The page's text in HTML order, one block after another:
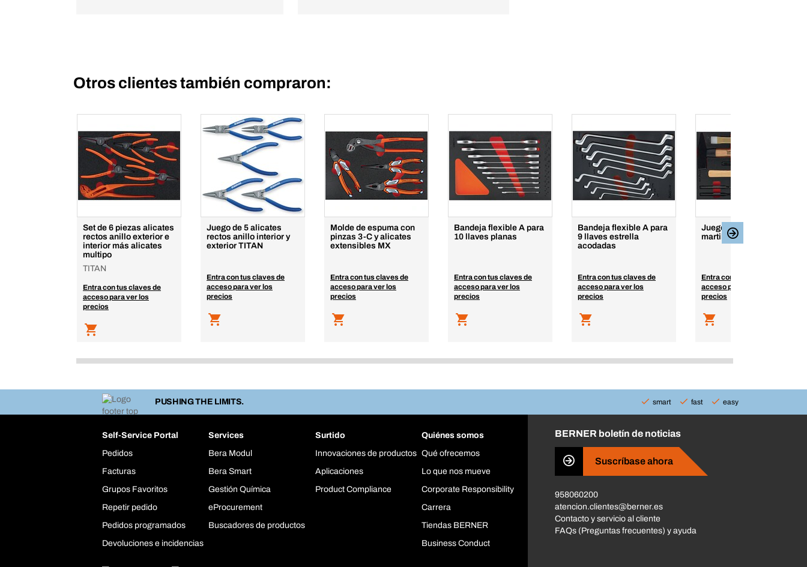
Otros clientes también compraron:
Set de 6 piezas alicates
rectos anillo exterior e
interior más alicates
multipo
TITAN
Entra con tus claves de
acceso para ver los
precios
Juego de 5 alicates
rectos anillo interior y
exterior TITAN
Entra con tus claves de
acceso para ver los
precios
Molde de espuma con
pinzas 3-C y alicates
extensibles MX
Entra con tus claves de
acceso para ver los
precios
Bandeja flexible A para
10 llaves planas
Entra con tus claves de
acceso para ver los
precios
Bandeja flexible A para
9 llaves estrella
acodadas
Entra con tus claves de
acceso para ver los
precios
Juego de 8 cinceles y
martillos en foam
Entra con tus claves de
acceso para ver los
precios
PUSHING THE LIMITS. smart fast easy
Self-Service Portal
Pedidos
Facturas
Grupos Favoritos
Repetir pedido
Pedidos programados
Devoluciones e incidencias
Services
Bera Modul
Bera Smart
Gestión Química
eProcurement
Buscadores de productos
Surtido
Innovaciones de productos
Aplicaciones
Product Compliance
Quiénes somos
Qué ofrecemos
Lo que nos mueve
Corporate Responsibility
Carrera
Tiendas BERNER
Business Conduct
BERNER boletín de noticias
Suscríbase ahora
958060200
atencion.clientes@berner.es
Contacto y servicio al cliente
FAQs (Preguntas frecuentes) y ayuda